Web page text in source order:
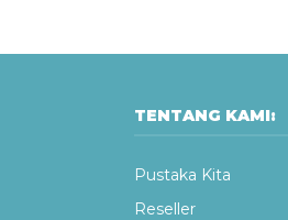
TENTANG KAMI:
Pustaka Kita
Reseller